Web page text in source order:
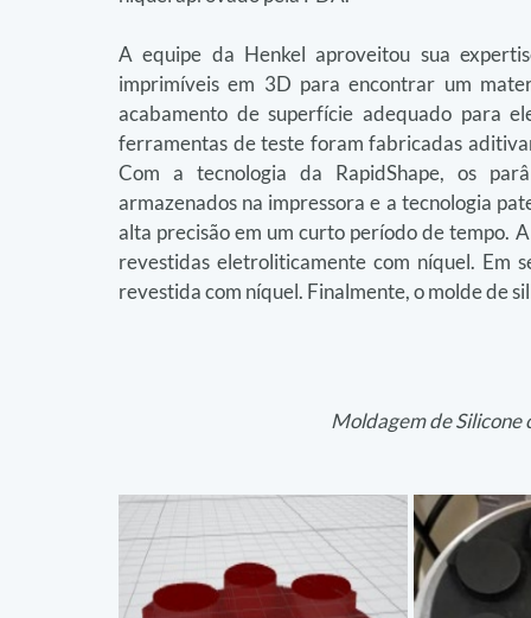
A equipe da Henkel aproveitou sua
imprimíveis em 3D para encontrar um
acabamento de superfície adequado para
ferramentas de teste foram fabricadas
Com a tecnologia da RapidShape, os
armazenados na impressora e a tecnologia
alta precisão em um curto período de tempo.
revestidas eletroliticamente com níquel. Em
revestida com níquel. Finalmente, o molde de
Moldagem de Silicone